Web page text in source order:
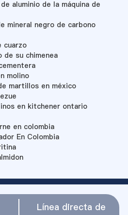
aluminio de la máquina de
mineral negro de carbono
cuarzo
de su chimenea
molino
martillos en méxico
en kitchener ontario
en colombia
En Colombia
Línea directa de